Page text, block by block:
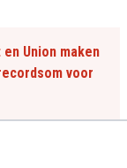
Union maken
voor